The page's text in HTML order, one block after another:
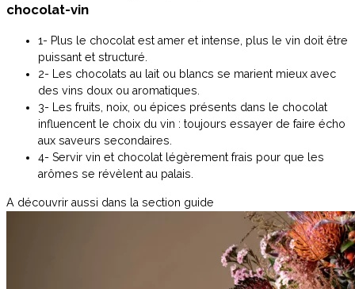
chocolat-vin
1- Plus le chocolat est amer et intense, plus le vin doit être
puissant et structuré.
2- Les chocolats au lait ou blancs se marient mieux avec
des vins doux ou aromatiques.
3- Les fruits, noix, ou épices présents dans le chocolat
influencent le choix du vin : toujours essayer de faire écho
aux saveurs secondaires.
4- Servir vin et chocolat légèrement frais pour que les
arômes se révèlent au palais.
A découvrir aussi dans la section guide